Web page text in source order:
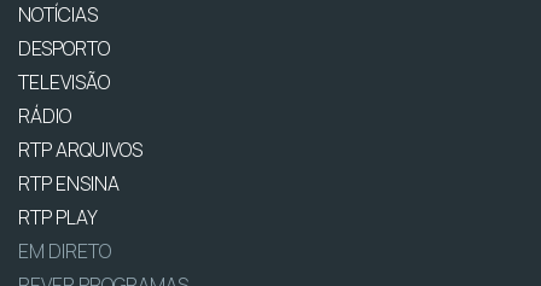
NOTÍCIAS
DESPORTO
TELEVISÃO
RÁDIO
RTP ARQUIVOS
RTP ENSINA
RTP PLAY
EM DIRETO